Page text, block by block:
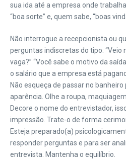
sua ida até a empresa onde
“boa sorte” e, quem sabe, “boas
Não interrogue a recepcionista ou
perguntas indiscretas do tipo: “Veio
vaga?” “Você sabe o motivo da
o salário que a empresa está
Não esqueça de passar no
aparência. Olhe a roupa,
Decore o nome do entrevistador,
impressão. Trate-o de forma
Esteja preparado(a)
responder perguntas e para ser
entrevista. Mantenha o equilíbrio.